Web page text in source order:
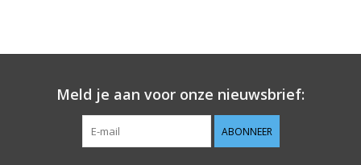
Meld je aan voor onze nieuwsbrief:
ABONNEER